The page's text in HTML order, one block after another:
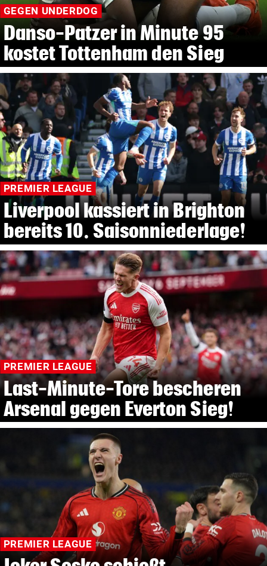
GEGEN UNDERDOG
Danso-Patzer in Minute 95
kostet Tottenham den Sieg
PREMIER LEAGUE
Liverpool kassiert in Brighton
bereits 10. Saisonniederlage!
PREMIER LEAGUE
Last-Minute-Tore bescheren
Arsenal gegen Everton Sieg!
PREMIER LEAGUE